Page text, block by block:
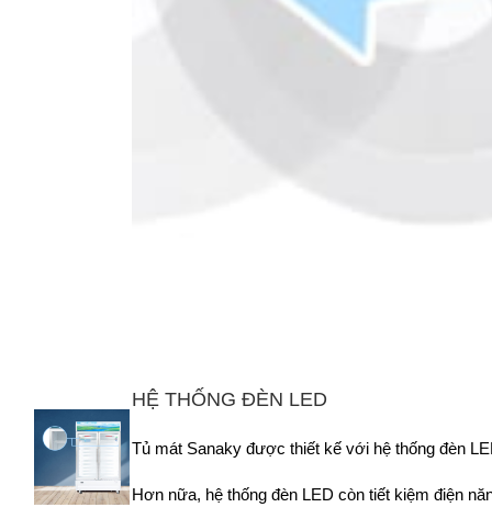
HỆ THỐNG ĐÈN LED
Tủ mát Sanaky được thiết kế với hệ thống đèn
Hơn nữa, hệ thống đèn LED còn tiết kiệm điện